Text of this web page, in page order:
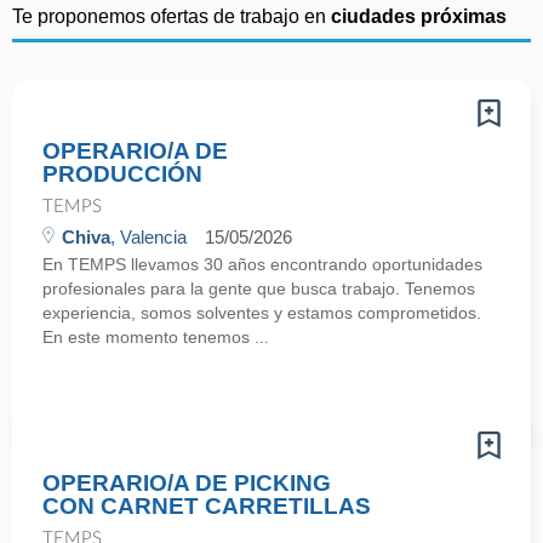
Te proponemos ofertas de trabajo en ciudades próximas
OPERARIO/A DE
PRODUCCIÓN
TEMPS
Chiva, Valencia 15/05/2026
En TEMPS llevamos 30 años encontrando oportunidades
profesionales para la gente que busca trabajo. Tenemos
experiencia, somos solventes y estamos comprometidos.
En este momento tenemos ...
OPERARIO/A DE PICKING
CON CARNET CARRETILLAS
TEMPS